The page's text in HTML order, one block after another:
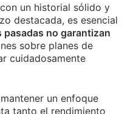
un historial sólido y
destacada, es esencial
pasadas no garantizan
sobre planes de
cuidadosamente
un enfoque
tanto el rendimiento